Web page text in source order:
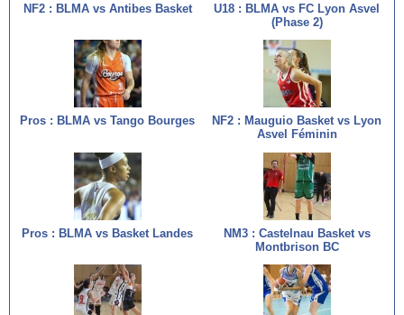
NF2 : BLMA vs Antibes Basket
U18 : BLMA vs FC Lyon Asvel
(Phase 2)
Pros : BLMA vs Tango Bourges
NF2 : Mauguio Basket vs Lyon
Asvel Féminin
Pros : BLMA vs Basket Landes
NM3 : Castelnau Basket vs
Montbrison BC